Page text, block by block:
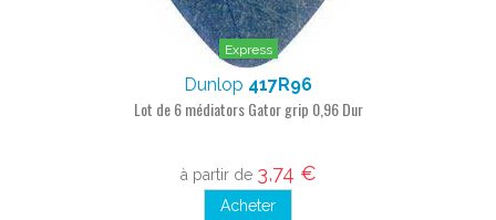
Express
Dunlop 417R96
Lot de 6 médiators Gator grip 0,96 Dur
à partir de 3,74 €
Acheter